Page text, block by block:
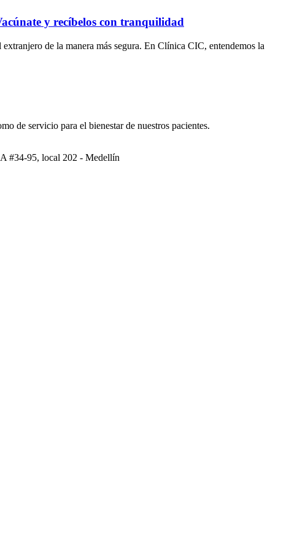
y recíbelos con tranquilidad
de la manera más segura. En Clínica CIC, entendemos la
de servicio para el bienestar de nuestros pacientes.
#34-95, local 202 - Medellín